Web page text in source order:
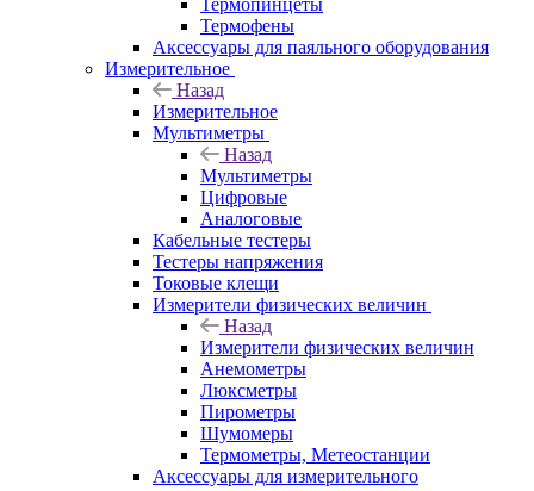
Термопинцеты
Термофены
Аксессуары для паяльного оборудования
Измерительное
Назад
Измерительное
Мультиметры
Назад
Мультиметры
Цифровые
Аналоговые
Кабельные тестеры
Тестеры напряжения
Токовые клещи
Измерители физических величин
Назад
Измерители физических величин
Анемометры
Люксметры
Пирометры
Шумомеры
Термометры, Метеостанции
Аксессуары для измерительного